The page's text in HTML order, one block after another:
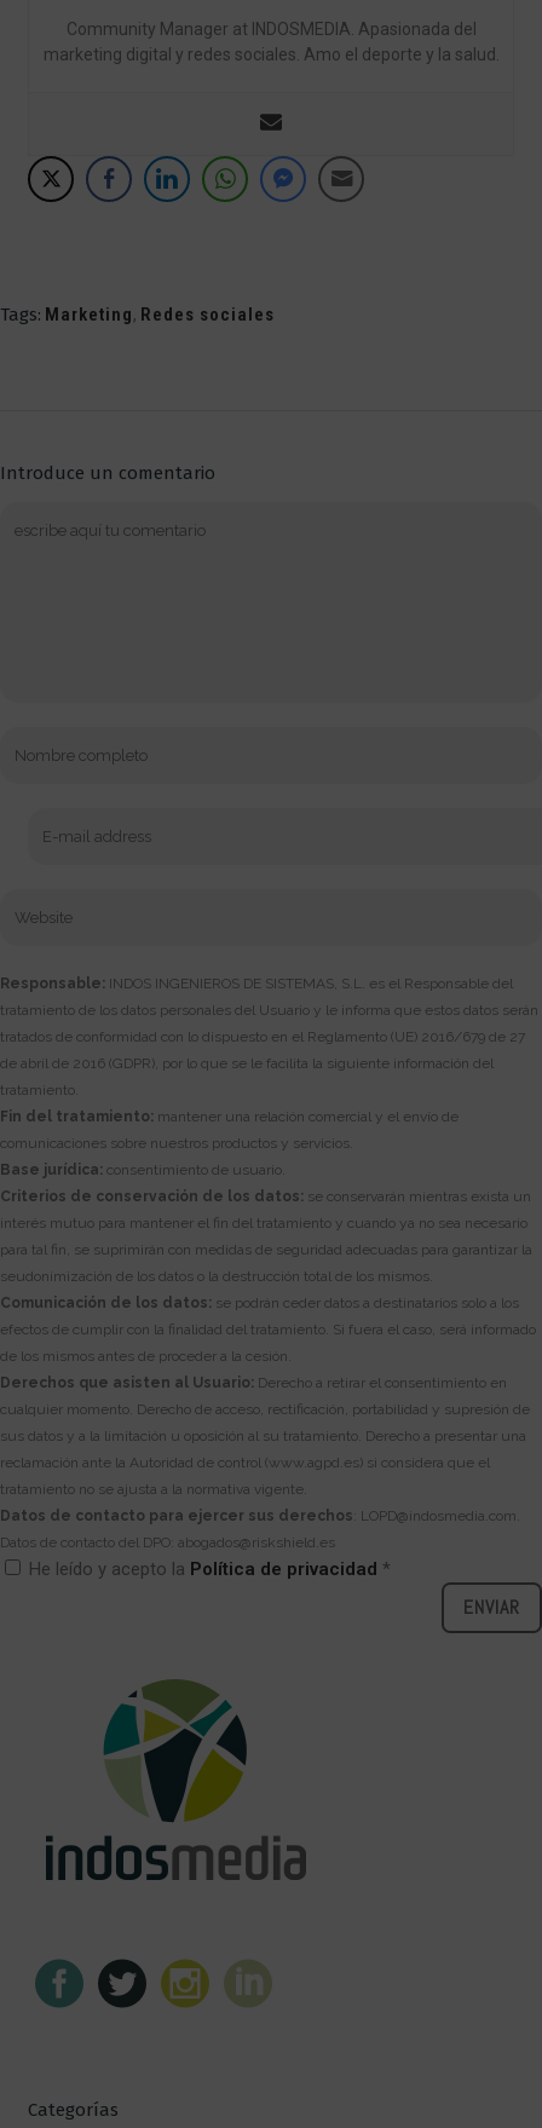
Community Manager at INDOSMEDIA. Apasionada del
marketing digital y redes sociales. Amo el deporte y la salud.
Tags: Marketing, Redes sociales
Introduce un comentario
Responsable: INDOS INGENIEROS DE SISTEMAS, S.L. es el Responsable del
tratamiento de los datos personales del Usuario y le informa que estos datos serán
tratados de conformidad con lo dispuesto en el Reglamento (UE) 2016/679 de 27
de abril de 2016 (GDPR), por lo que se le facilita la siguiente información del
tratamiento.
Fin del tratamiento: mantener una relación comercial y el envío de
comunicaciones sobre nuestros productos y servicios.
Base jurídica: consentimiento de usuario.
Criterios de conservación de los datos: se conservarán mientras exista un
interés mutuo para mantener el fin del tratamiento y cuando ya no sea necesario
para tal fin, se suprimirán con medidas de seguridad adecuadas para garantizar la
seudonimización de los datos o la destrucción total de los mismos.
Comunicación de los datos: se podrán ceder datos a destinatarios solo a los
efectos de cumplir con la finalidad del tratamiento. Si fuera el caso, será informado
de los mismos antes de proceder a la cesión.
Derechos que asisten al Usuario: Derecho a retirar el consentimiento en
cualquier momento. Derecho de acceso, rectificación, portabilidad y supresión de
sus datos y a la limitación u oposición al su tratamiento. Derecho a presentar una
reclamación ante la Autoridad de control (www.agpd.es) si considera que el
tratamiento no se ajusta a la normativa vigente.
Datos de contacto para ejercer sus derechos: LOPD@indosmedia.com.
Datos de contacto del DPO: abogados@riskshield.es
He leído y acepto la Política de privacidad *
Categorías